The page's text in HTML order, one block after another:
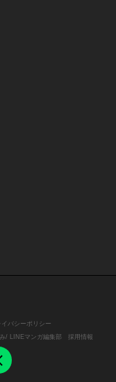
イバシーポリシー
/ LINEマンガ編集部
採用情報